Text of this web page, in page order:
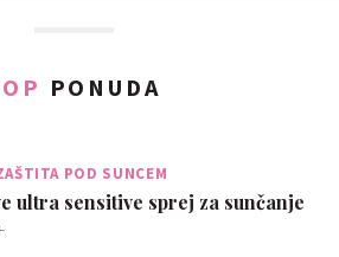
PONUDA
POD SUNCEM
ultra sensitive sprej za sunčanje